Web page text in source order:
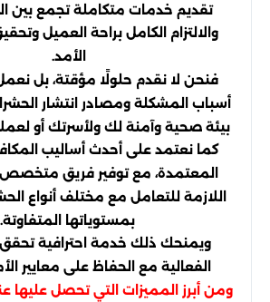
تقديم خدمات متكاملة تجمع بين
والالتزام الكامل براحة العميل
الأمد.
فنحن لا نقدم حلولًا مؤقتة، بل
أسباب المشكلة ومصادر انتشار
بيئة صحية وآمنة لك ولأسرتك أو
كما نعتمد على أحدث أساليب
المعتمدة، مع توفير فريق متخصص
اللازمة للتعامل مع مختلف أنواع
بمستوياتها المتفاوتة.
ويمنحك ذلك خدمة احترافية
الفعالية مع الحفاظ على معايير
ومن أبرز المميزات التي تحصل عليها